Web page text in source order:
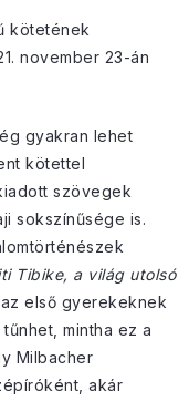
kötetének
november 23-án
gyakran lehet
kötettel
szövegek
sokszínűsége is.
Tibike, a világ utolsó
első gyerekeknek
mintha ez a
Milbacher
akár